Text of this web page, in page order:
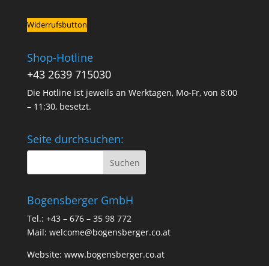
Widerrufsbutton
Shop-Hotline
+43 2639 715030
Die Hotline ist jeweils an Werktagen, Mo-Fr, von 8:00
– 11:30, besetzt.
Seite durchsuchen:
Bogensberger GmbH
Tel.: +43 – 676 – 35 98 772
Mail: welcome@bogensberger.co.at
Website: www.bogensberger.co.at